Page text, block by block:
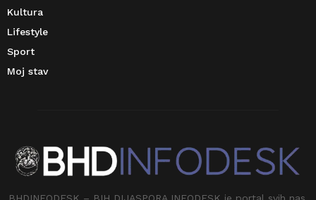
Kultura
Lifestyle
Sport
Moj stav